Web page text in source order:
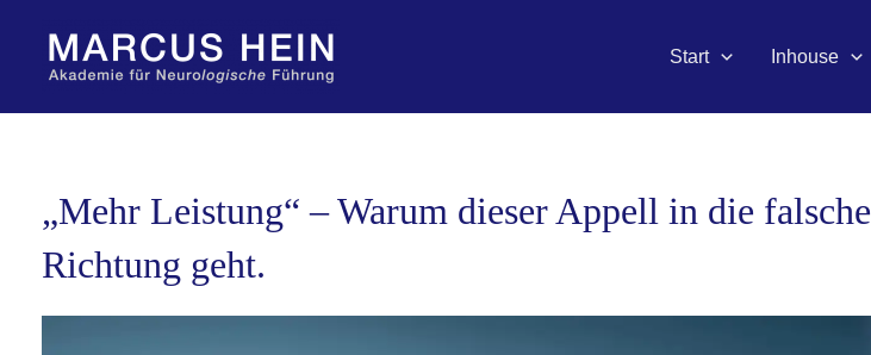
springen
Start Inhouse
„Mehr Leistung“ – Warum dieser Appell in die falsche
Richtung geht.